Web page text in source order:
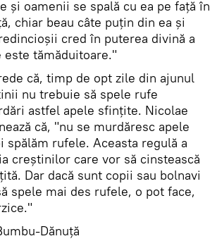
și oamenii se spală cu ea pe față în
chiar beau câte puțin din ea și
cred în puterea divină a
este tămăduitoare."
că, timp de opt zile din ajunul
nu trebuie să spele rufe
astfel apele sfințite. Nicolae
că, "nu se murdăresc apele
spălăm rufele. Aceasta regulă a
creștinilor care vor să cinstească
Dar dacă sunt copii sau bolnavi
spele mai des rufele, o pot face,
Dănuță